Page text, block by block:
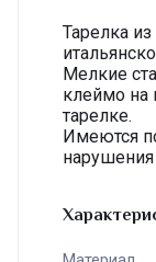
Тарелка
Мелкие
клеймо на
тарелке.
Имеются
нарушения